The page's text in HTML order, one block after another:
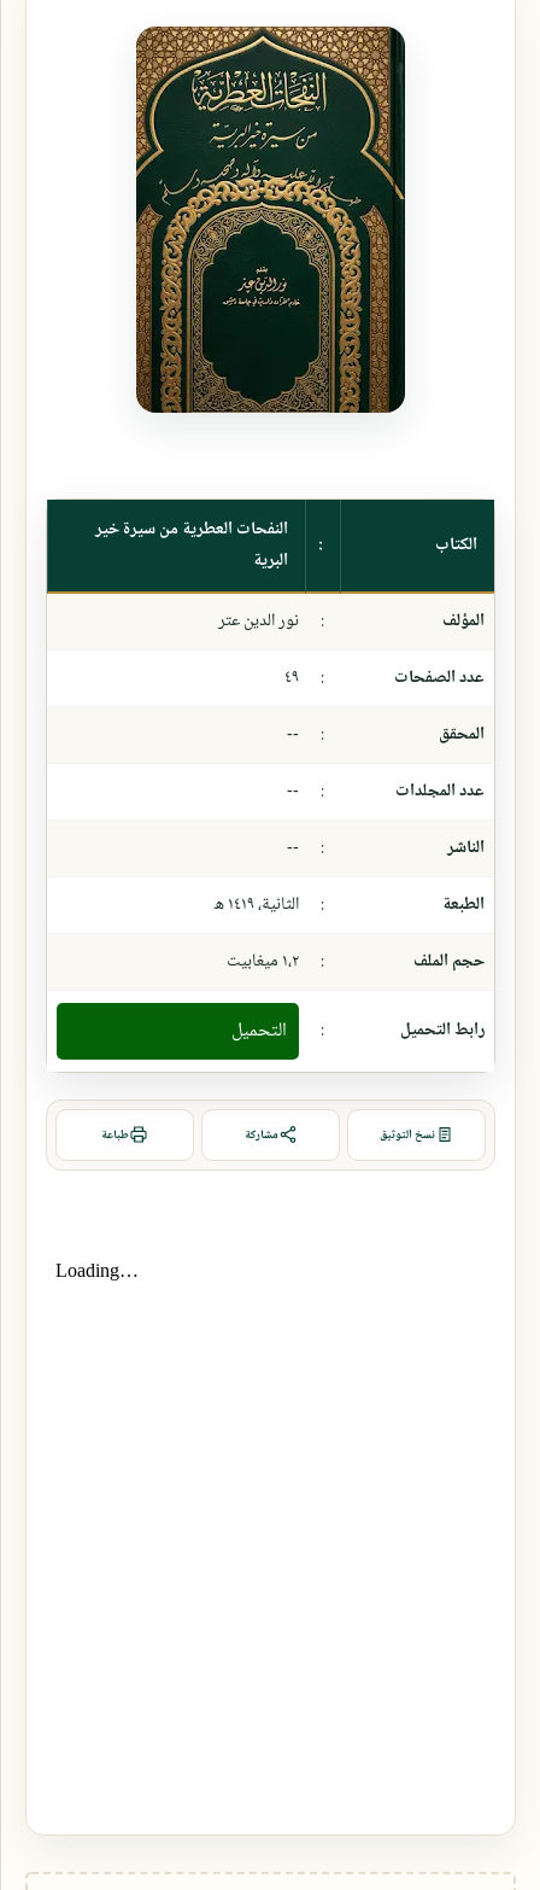
الكتاب :
النفحات العطرية من سيرة خير
البرية
المؤلف
:
نور الدين عتر
عدد الصفحات
:
٤٩
المحقق
:
--
عدد المجلدات
:
--
الناشر
:
--
الطبعة
:
الثانية، ١٤١٩ ھ
حجم الملف
: ١،٢ ميغابيت
رابط التحميل : التحميل
نسخ التوثيق مشاركة طباعة